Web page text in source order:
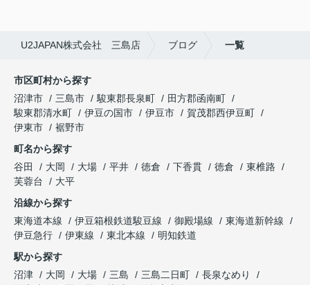
U2JAPAN株式会社 三島店 ブログ 一覧
市区町村から探す
沼津市
三島市 駿東郡長泉町
田方郡函南町
駿東郡清水町
伊豆の国市 伊豆市
賀茂郡西伊豆町
伊東市
裾野市
町名から探す
谷田
大岡 大場 平井 徳倉 下香貫 徳倉
東椎路
芙蓉台
大平
沿線から探す
東海道本線
伊豆箱根鉄道駿豆線 御殿場線
東海道新幹線
伊豆急行
伊東線 東北本線
明知鉄道
駅から探す
沼津
大岡 大場 三島 三島二日町
長泉なめり